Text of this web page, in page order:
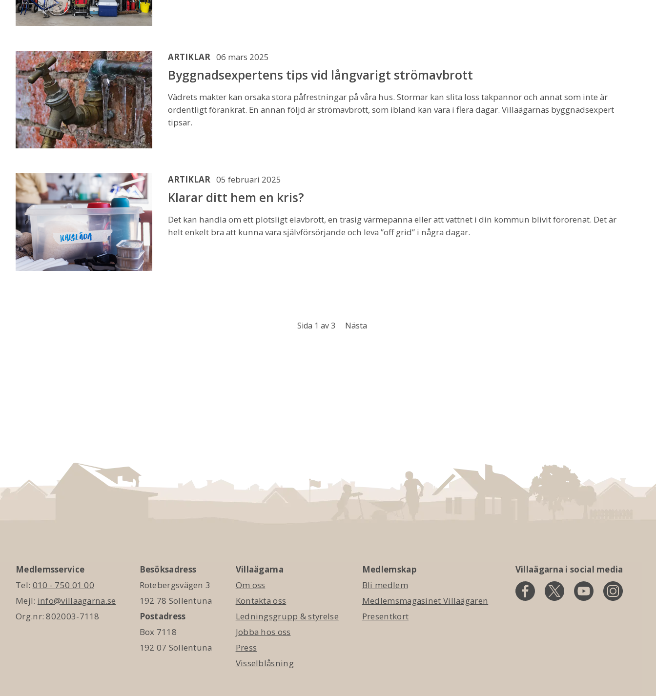
ARTIKLAR 06 mars 2025
Byggnadsexpertens tips vid långvarigt strömavbrott
Vädrets makter kan orsaka stora påfrestningar på våra hus. Stormar kan slita loss takpannor och annat som inte är
ordentligt förankrat. En annan följd är strömavbrott, som ibland kan vara i flera dagar. Villaägarnas byggnadsexpert
tipsar.
ARTIKLAR 05 februari 2025
Klarar ditt hem en kris?
Det kan handla om ett plötsligt elavbrott, en trasig värmepanna eller att vattnet i din kommun blivit förorenat. Det är
helt enkelt bra att kunna vara självförsörjande och leva ”off grid” i några dagar.
Sida 1 av 3 Nästa
Medlemsservice
Tel: 010 - 750 01 00
Mejl: info@villaagarna.se
Org.nr: 802003-7118
Besöksadress
Rotebergsvägen 3
192 78 Sollentuna
Postadress
Box 7118
192 07 Sollentuna
Villaägarna
Om oss
Kontakta oss
Ledningsgrupp & styrelse
Jobba hos oss
Press
Visselblåsning
Medlemskap
Bli medlem
Medlemsmagasinet Villaägaren
Presentkort
Villaägarna i social media